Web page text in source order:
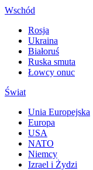
Wschód
Rosja
Ukraina
Białoruś
Ruska smuta
Łowcy onuc
Świat
Unia Europejska
Europa
USA
NATO
Niemcy
Izrael i Żydzi